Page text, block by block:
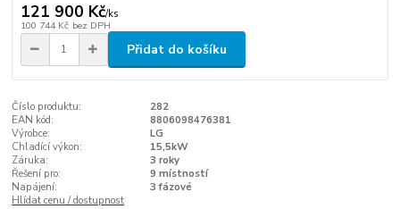
121 900 Kč/ks
100 744 Kč bez DPH
Přidat do košíku
Číslo produktu:
282
EAN kód:
8806098476381
Výrobce:
LG
Chladící výkon:
15,5kW
Záruka:
3 roky
Řešení pro:
9 místností
Napájení:
3 fázové
Hlídat cenu / dostupnost